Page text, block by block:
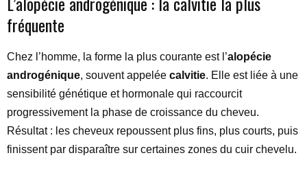
fréquente
Chez l’homme, la forme la plus courante est l’alopécie
androgénique, souvent appelée calvitie. Elle est liée à une
sensibilité génétique et hormonale qui raccourcit
progressivement la phase de croissance du cheveu.
Résultat : les cheveux repoussent plus fins, plus courts, puis
finissent par disparaître sur certaines zones du cuir chevelu.